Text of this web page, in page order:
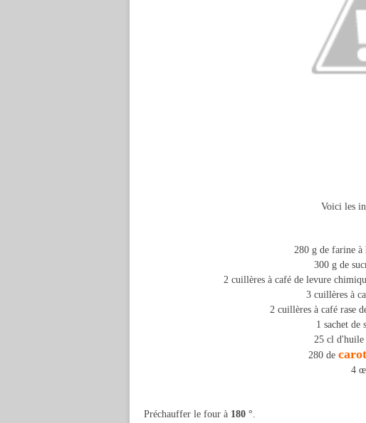
Voici les
280 g de farine à
300 g de
2 cuillères à café de levure
3 cuillères à
2 cuillères à café rase
1 sachet de
25 cl d'huile
280 de
4
Préchauffer le four à 180 °.